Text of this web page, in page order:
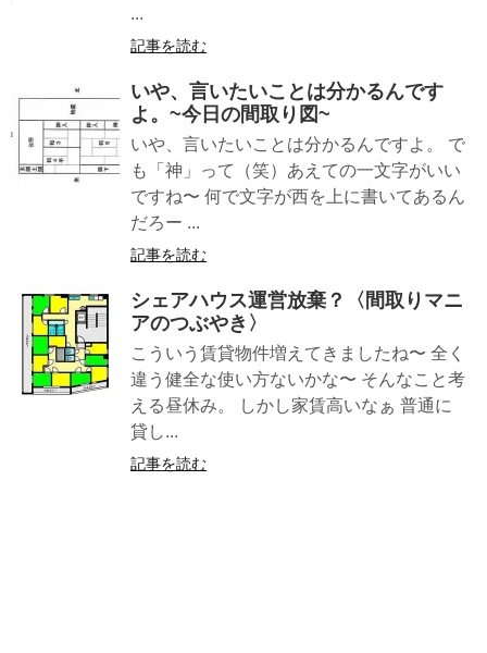
...
記事を読む
いや、言いたいことは分かるんです
よ。~今日の間取り図~
いや、言いたいことは分かるんですよ。 で
も「神」って（笑）あえての一文字がいい
ですね〜 何で文字が西を上に書いてあるん
だろー ...
記事を読む
シェアハウス運営放棄？〈間取りマニ
アのつぶやき〉
こういう賃貸物件増えてきましたね〜 全く
違う健全な使い方ないかな〜 そんなこと考
える昼休み。 しかし家賃高いなぁ 普通に
貸し...
記事を読む